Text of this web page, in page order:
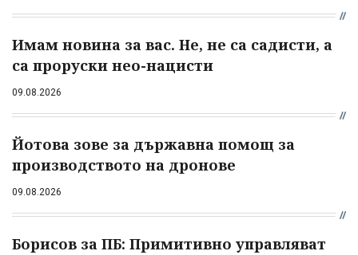
Имам новина за вас. Не, не са садисти, а
са проруски нео-нацисти
09.08.2026
Йотова зове за държавна помощ за
производството на дронове
09.08.2026
Борисов за ПБ: Примитивно управляват